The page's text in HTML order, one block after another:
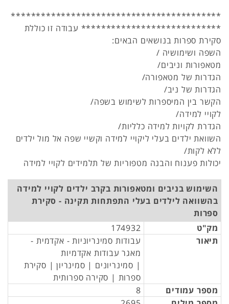
******************************************
**************************** עבודה זו כוללת
סקירת ספרות בנושאים הבאים:
השפה ושימושיה /
מטאפורות וניבים/
הגדרות של מטאפורה/
הגדרות של ניב/
הקשר בין המיספרות לשימוש בשפה/
לקויי למידה/
הגדרת לקויות למידה כלליות/
השוואת ילדים בעלי ליקויי למידה וקשיי שפה אל מול ילדים
ללא לקות/
יכולות פענוח והבנה מטפוריות של תלמידים לקויי למידה
השימוש בניבים ומטאפורות בקרב ילדים לקויי למידה
בהשוואה לילדים בעלי התפתחות תקינה - סקירת
ספרות
מק"ט
174932
תיאור
עבודות סמינריוניות - אקדמית -
מאגר עבודות אקדמיות
| סמינריונים | סמינריון | סקירת
ספרות | סקירה ספרותית
מספר עמודים
8